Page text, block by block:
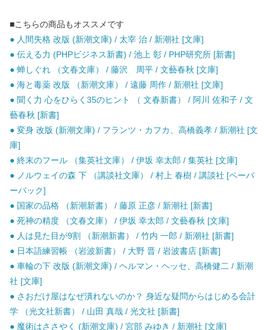
■こちらの商品もオススメです
● 人間失格 改版 (新潮文庫) / 太宰 治 / 新潮社 [文庫]
● 伝える力 (PHPビジネス新書) / 池上 彰 / PHP研究所 [新書]
● 蝉しぐれ （文春文庫） / 藤沢 周平 / 文藝春秋 [文庫]
● 海と毒薬 改版 （新潮文庫） / 遠藤 周作 / 新潮社 [文庫]
● 聞く力 心をひらく35のヒント （ 文春新書） / 阿川 佐和子 / 文
藝春秋 [新書]
● 変身 改版 (新潮文庫) / フランツ・カフカ、高橋義孝 / 新潮社 [文
庫]
● 終末のフール （集英社文庫） / 伊坂 幸太郎 / 集英社 [文庫]
● ノルウェイの森 下 （講談社文庫） / 村上 春樹 / 講談社 [ペーパ
ーバック]
● 国家の品格 （新潮新書） / 藤原 正彦 / 新潮社 [新書]
● 死神の精度 （文春文庫） / 伊坂 幸太郎 / 文藝春秋 [文庫]
● 人は見た目が9割 （新潮新書） / 竹内 一郎 / 新潮社 [新書]
● 日本語練習帳 （岩波新書） / 大野 晋 / 岩波書店 [新書]
● 車輪の下 改版 (新潮文庫) / ヘルマン・ヘッセ、高橋健二 / 新潮
社 [文庫]
● さおだけ屋はなぜ潰れないのか？ 身近な疑問からはじめる会計
学 （光文社新書） / 山田 真哉 / 光文社 [新書]
● 魔術はささやく (新潮文庫) / 宮部 みゆき / 新潮社 [文庫]